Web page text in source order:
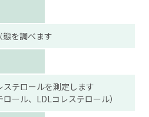
を調べます
テロールを測定します
ロール、LDLコレステロール）